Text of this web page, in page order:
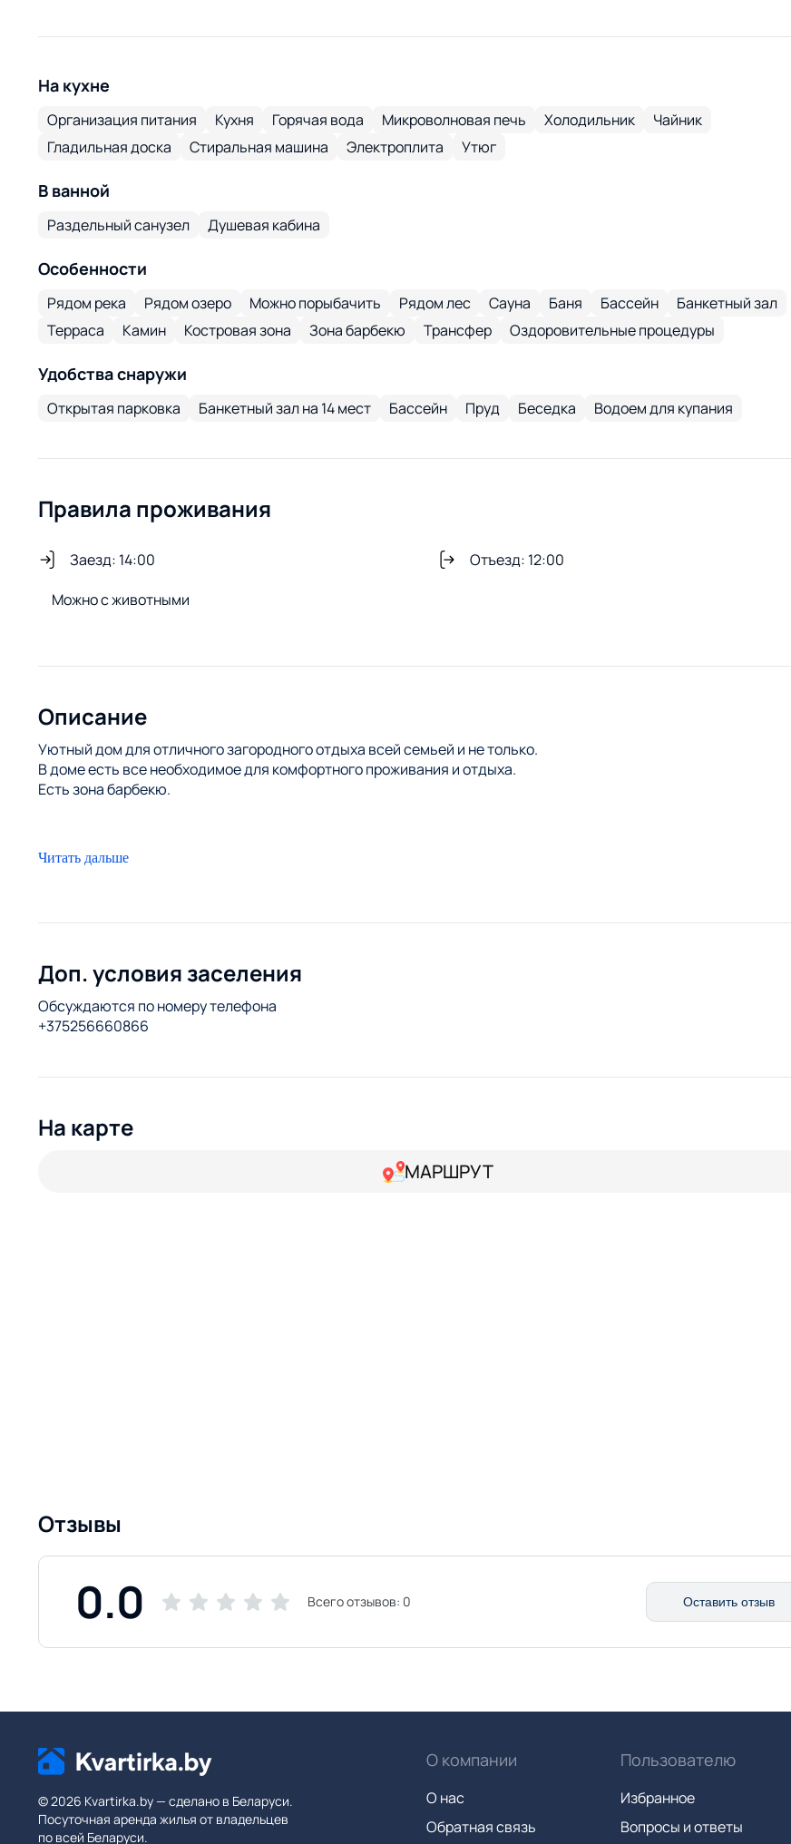
На кухне
Организация питания Кухня Горячая вода Микроволновая печь Холодильник
Чайник
Гладильная доска
Стиральная машина Электроплита Утюг
В ванной
Раздельный санузел Душевая кабина
Особенности
Рядом река Рядом озеро Можно порыбачить Рядом лес Сауна Баня Бассейн
Банкетный зал
Терраса
Камин Костровая зона Зона барбекю Трансфер Оздоровительные процедуры
Удобства снаружи
Открытая парковка Банкетный зал на 14 мест Бассейн Пруд Беседка Водоем для купания
Правила проживания
Заезд: 14:00
Отъезд: 12:00
Можно с животными
Описание
Уютный дом для отличного загородного отдыха всей семьей и не только.
В доме есть все необходимое для комфортного проживания и отдыха.
Есть зона барбекю.
Читать дальше
Доп. условия заселения
Обсуждаются по номеру телефона
+375256660866
На карте
МАРШРУТ
Отзывы
0.0 Всего отзывов: 0 Оставить отзыв
© 2026 Kvartirka.by — сделано в Беларуси.
Посуточная аренда жилья от владельцев
по всей Беларуси.
О компании
О нас
Обратная связь
Пользователю
Избранное
Вопросы и ответы